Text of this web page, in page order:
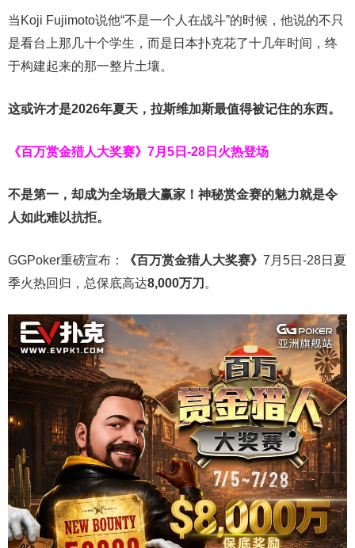
当Koji Fujimoto说他“不是一个人在战斗”的时候，他说的不只
是看台上那几十个学生，而是日本扑克花了十几年时间，终
于构建起来的那一整片土壤。
这或许才是2026年夏天，拉斯维加斯最值得被记住的东西。
《百万赏金猎人大奖赛》 7月5日-28日火热登场
不是第一，却成为全场最大赢家！神秘赏金赛的魅力就是令
人如此难以抗拒。
GGPoker重磅宣布： 《百万赏金猎人大奖赛》 7月5日-28日夏
季火热回归，总保底高达8,000万刀 。